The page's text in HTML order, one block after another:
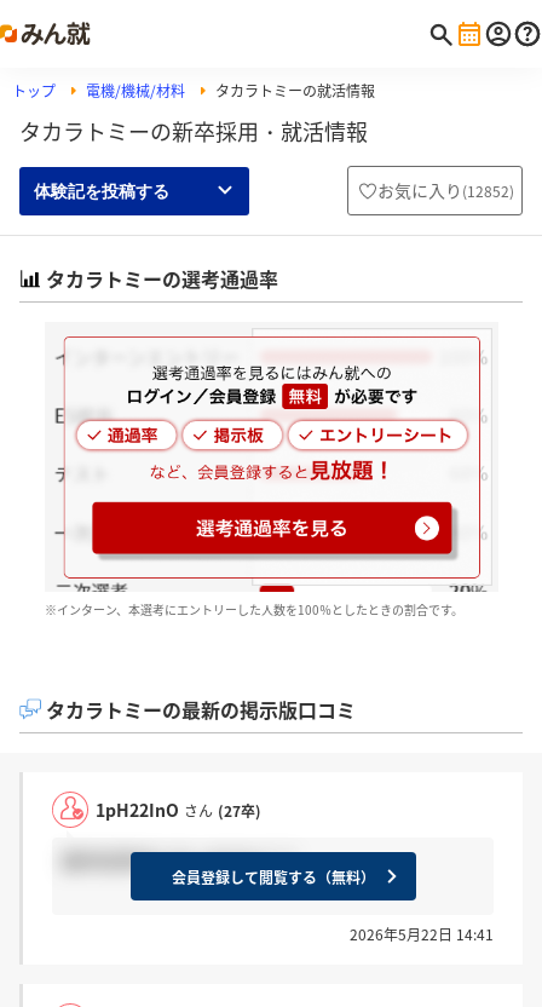
トップ 電機/機械/材料 タカラトミーの就活情報
タカラトミーの新卒採用・就活情報
体験記を投稿する お気に入り (12852)
タカラトミーの選考通過率
※インターン、本選考にエントリーした人数を100％としたときの割合です。
タカラトミーの最新の掲示版口コミ
1pH22InO さん (27卒)
最終結果来た方いますか？？
会員登録して閲覧する（無料）
2026年5月22日 14:41